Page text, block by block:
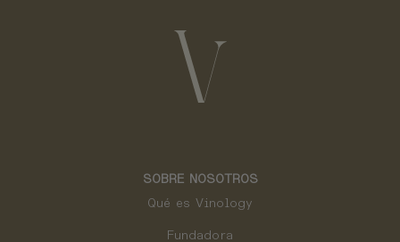
SOBRE NOSOTROS
Qué es Vinology
Fundadora